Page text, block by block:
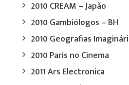
2010 CREAM – Japão
2010 Gambiólogos – BH
2010 Geografias
2010 Paris no Cinema
2011 Ars Electronica